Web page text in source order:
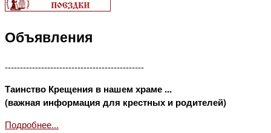
Объявления
----------------------------------------------
Таинство Крещения в нашем храме ...
(важная информация для крестных и родителей)
Подробнее...